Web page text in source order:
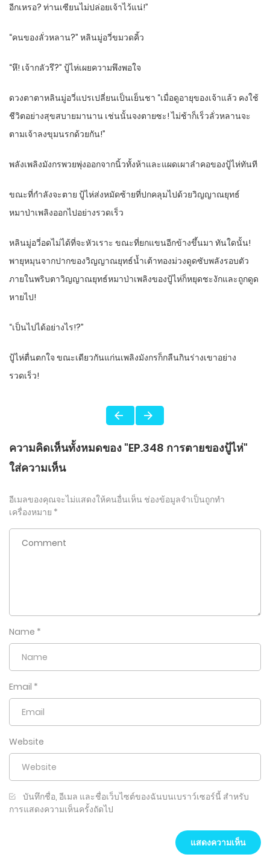
อีกเหรอ? ท่านเซียนไม่ปล่อยเจ้าไว้แน่!”
“คนของลั่วหลาน?” หลินมู่อวี่ขมวดคิ้ว
“หึ! เจ้ากลัวรึ?” ปู้ไห่เผยความพึงพอใจ
ดวงตาตาหลินมู่อวี่แปรเปลี่ยนเป็นเย็นชา “เมื่อดูอายุของเจ้าแล้ว คงใช้
ชีวิตอย่างสุขสบายมานาน เช่นนั้นจงตายซะ! ไม่ช้าก็เร็วลั่วหลานจะ
ตามเจ้าลงขุมนรกด้วยกัน!”
พลังเพลิงมังกรพวยพุ่งออกจากนิ้วทั้งห้าและแผดเผาลำคอของปู้ไห่ทันที
ขณะที่กำลังจะตาย ปู้ไห่ส่งหมัดซ้ายที่ปกคลุมไปด้วยวิญญาณยุทธ์
หมาป่าเพลิงออกไปอย่างรวดเร็ว
หลินมู่อวี่อดไม่ได้ที่จะหัวเราะ ขณะที่ยกแขนอีกข้างขึ้นมา ทันใดนั้น!
พายุหมุนจากปากของวิญญาณยุทธ์น้ำเต้าทองม่วงดูดซับพลังรอบตัว
ภายในพริบตาวิญญาณยุทธ์หมาป่าเพลิงของปู้ไห่ก็หยุดชะงักและถูกดูด
หายไป!
“เป็นไปได้อย่างไร!?”
ปู้ไห่ตื่นตกใจ ขณะเดียวกันแก่นเพลิงมังกรก็กลืนกินร่างเขาอย่าง
รวดเร็ว!
ความคิดเห็นทั้งหมดของ "EP.348 การตายของปู้ไห่"
ใส่ความเห็น
อีเมลของคุณจะไม่แสดงให้คนอื่นเห็น ช่องข้อมูลจำเป็นถูกทำ
เครื่องหมาย *
Name *
Email *
Website
บันทึกชื่อ, อีเมล และชื่อเว็บไซต์ของฉันบนเบราว์เซอร์นี้ สำหรับ
การแสดงความเห็นครั้งถัดไป